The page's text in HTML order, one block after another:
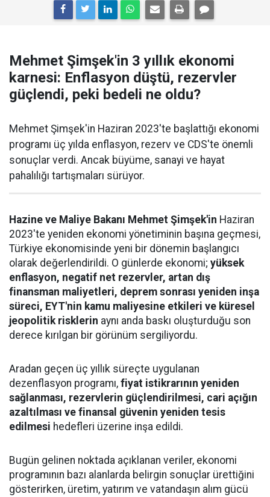
Mehmet Şimşek'in 3 yıllık ekonomi
karnesi: Enflasyon düştü, rezervler
güçlendi, peki bedeli ne oldu?
Mehmet Şimşek'in Haziran 2023'te başlattığı ekonomi
programı üç yılda enflasyon, rezerv ve CDS'te önemli
sonuçlar verdi. Ancak büyüme, sanayi ve hayat
pahalılığı tartışmaları sürüyor.
Hazine ve Maliye Bakanı Mehmet Şimşek'in Haziran
2023'te yeniden ekonomi yönetiminin başına geçmesi,
Türkiye ekonomisinde yeni bir dönemin başlangıcı
olarak değerlendirildi. O günlerde ekonomi; yüksek
enflasyon, negatif net rezervler, artan dış
finansman maliyetleri, deprem sonrası yeniden inşa
süreci, EYT'nin kamu maliyesine etkileri ve küresel
jeopolitik risklerin aynı anda baskı oluşturduğu son
derece kırılgan bir görünüm sergiliyordu.
Aradan geçen üç yıllık süreçte uygulanan
dezenflasyon programı, fiyat istikrarının yeniden
sağlanması, rezervlerin güçlendirilmesi, cari açığın
azaltılması ve finansal güvenin yeniden tesis
edilmesi hedefleri üzerine inşa edildi.
Bugün gelinen noktada açıklanan veriler, ekonomi
programının bazı alanlarda belirgin sonuçlar ürettiğini
gösterirken, üretim, yatırım ve vatandaşın alım gücü